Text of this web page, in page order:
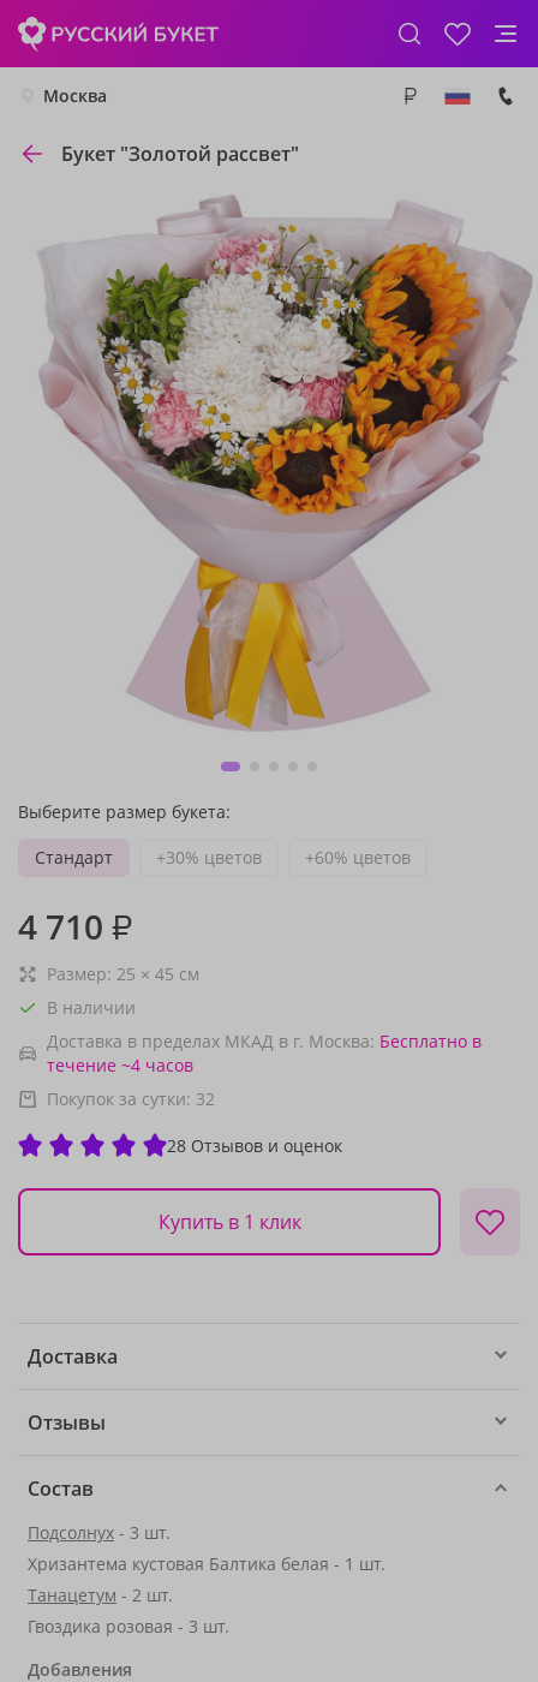
Москва
Букет "Золотой рассвет"
Выберите размер букета:
Стандарт
+30% цветов +60% цветов
4 710 ₽
Размер: 25 × 45 см
В наличии
Доставка в пределах МКАД в г. Москва: Бесплатно в
течение ~4 часов
Покупок за сутки: 32
28 Отзывов и оценок
Купить в 1 клик
Доставка
Отзывы
Состав
Подсолнух - 3 шт.
Хризантема кустовая Балтика белая - 1 шт.
Танацетум - 2 шт.
Гвоздика розовая - 3 шт.
Добавления